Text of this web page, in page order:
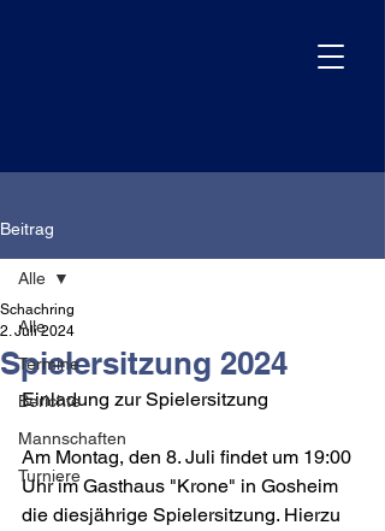
Beitrag
Alle
Termine
Berichte
Mannschaften
Turniere
Alle
Spielersitzung 2024
Schachring
2. Juli 2024
Einladung zur Spielersitzung
Am Montag, den 8. Juli findet um 19:00
Uhr im Gasthaus "Krone" in Gosheim
die diesjährige Spielersitzung. Hierzu